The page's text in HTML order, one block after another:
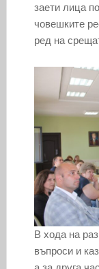
заети лица
човешките
ред на
В хода на
въпроси и